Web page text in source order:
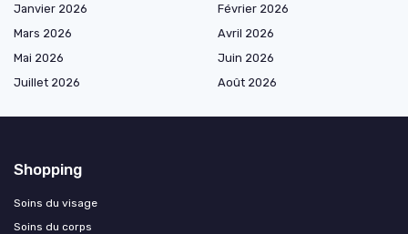
Janvier 2026
Février 2026
Mars 2026
Avril 2026
Mai 2026
Juin 2026
Juillet 2026
Août 2026
Shopping
Soins du visage
Soins du corps